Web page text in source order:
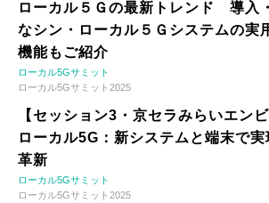
ローカル５Ｇの最新トレンド 導入
なシン・ローカル５Ｇシステムの実
機能もご紹介
ローカル5Gサミット
ローカル5Gサミット2025
【セッション3・京セラみらいエン
ローカル5G：新システムと端末で
革新
ローカル5Gサミット
ローカル5Gサミット2025